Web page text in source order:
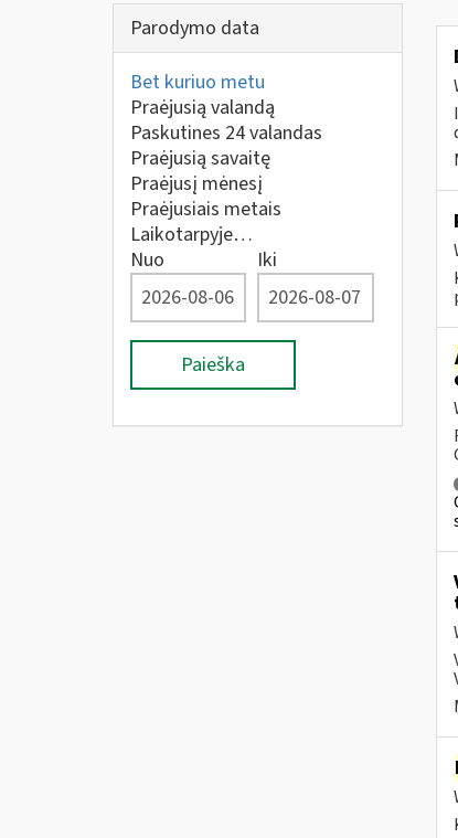
Parodymo data
Bet kuriuo metu
Praėjusią valandą
Paskutines 24 valandas
Praėjusią savaitę
Praėjusį mėnesį
Praėjusiais metais
Laikotarpyje…
Nuo
Iki
Paieška